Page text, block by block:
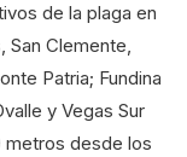
de la plaga en
San Clemente,
Patria; Fundina
y Vegas Sur
metros desde los